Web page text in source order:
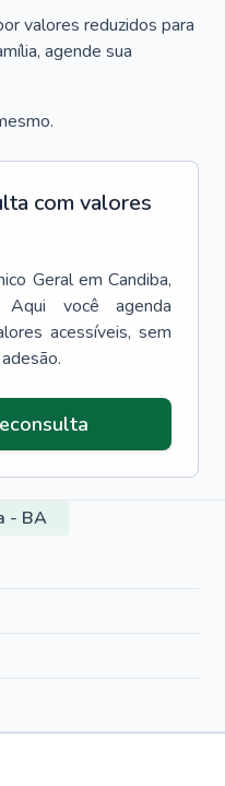
valores reduzidos para
agende sua
com valores
Geral em Candiba,
você agenda
acessíveis, sem
- BA